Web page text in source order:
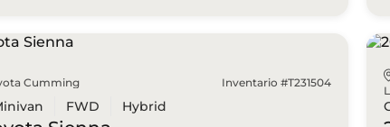
Cumming Inventario #T231504
FWD Hybrid